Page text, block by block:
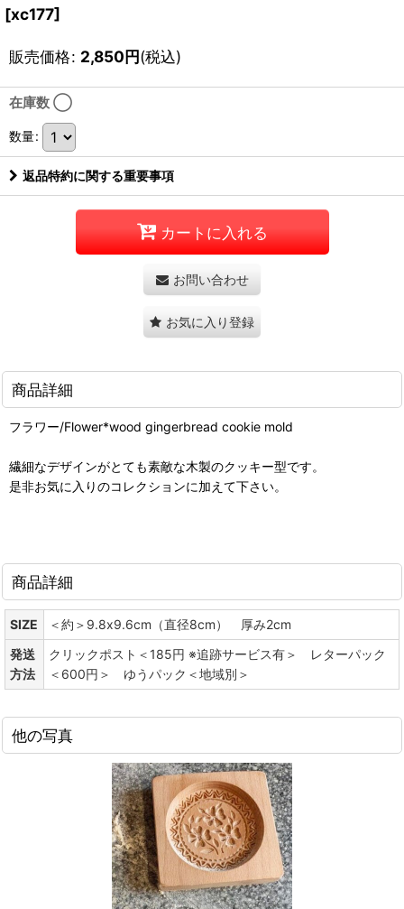
[xc177]
販売価格: 2,850円(税込)
在庫数 ◯
数量:
返品特約に関する重要事項
カートに入れる
お問い合わせ
お気に入り登録
商品詳細
フラワー/Flower*wood gingerbread cookie mold
繊細なデザインがとても素敵な木製のクッキー型です。
是非お気に入りのコレクションに加えて下さい。
商品詳細
SIZE
＜約＞9.8x9.6cm（直径8cm） 厚み2cm
発送
方法
クリックポスト＜185円 ※追跡サービス有＞ レターパック
＜600円＞ ゆうパック＜地域別＞
他の写真